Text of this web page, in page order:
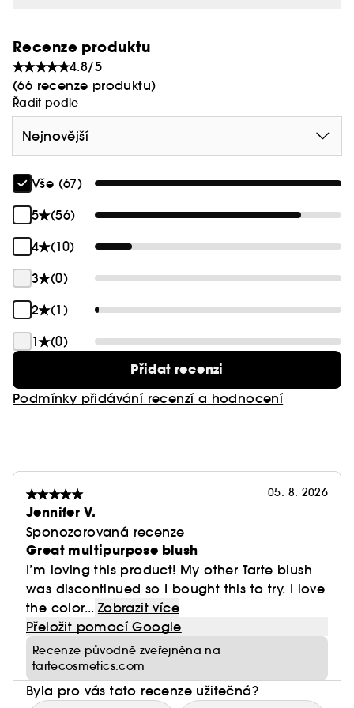
hydratovat
Recenze produktu
4.8/5
(66 recenze produktu)
Řadit podle
Nejnovější
Vše (67)
5
(56)
4
(10)
3
(0)
2
(1)
1
(0)
Přidat recenzi
Podmínky přidávání recenzí a hodnocení
05. 8. 2026
Jennifer V.
Sponozorovaná recenze
Great multipurpose blush
I’m loving this product! My other Tarte blush
was discontinued so I bought this to try. I love
the color... Zobrazit více
Přeložit pomocí Google
Recenze původně zveřejněna na
tartecosmetics.com
Byla pro vás tato recenze užitečná?